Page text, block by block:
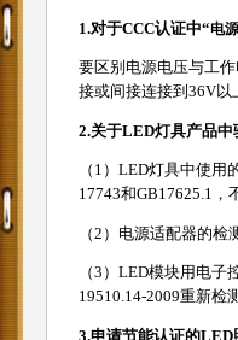
1.对于CCC认证中“电源
要区别电源电压与工
接或间接连接到36V以
2.关于LED灯具产品
（1）LED灯具中使
17743和GB17625.1，
（2）电源适配器的检
（3）LED模块用电
19510.14-2009重新检测
3.申请节能认证的